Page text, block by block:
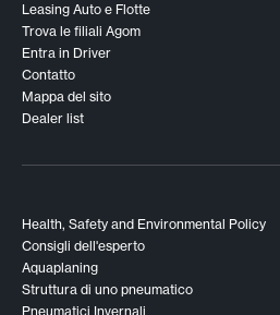
Leasing Auto e Flotte
Trova le filiali Agom
Entra in Driver
Contatto
Mappa del sito
Dealer list
Health, Safety and Environmental Policy
Consigli dell'esperto
Aquaplaning
Struttura di uno pneumatico
Pneumatici Invernali